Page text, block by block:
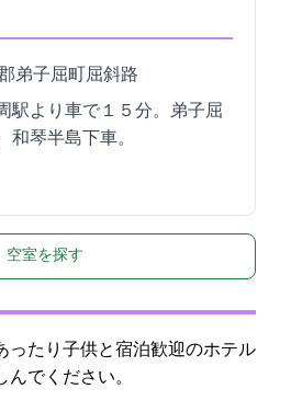
弟子屈町屈斜路391-15
駅より車で１５分。弟子屈
和琴半島下車。
空室を探す
ったり子供と宿泊歓迎のホテル
でください。